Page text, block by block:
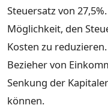
Steuersatz von
Möglichkeit, den
Kosten zu
Bezieher von
Senkung der
können.